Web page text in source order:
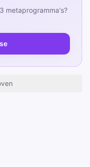
metaprogramma's?